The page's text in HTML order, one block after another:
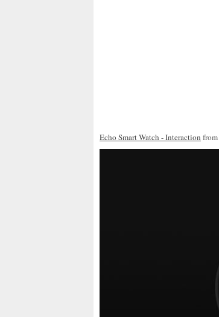
Echo Smart Watch - Interaction from